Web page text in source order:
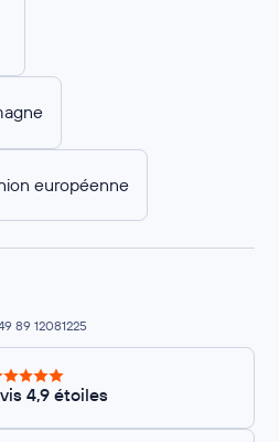
européenne
89 12081225
4,9 étoiles